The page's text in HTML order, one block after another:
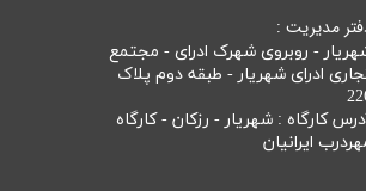
مدیریت :
- روبروی شهرک ادرای - مجتمع
ادرای شهریار - طبقه دوم پلاک
کارگاه : شهریار - رزکان - کارگاه
ایرانیان